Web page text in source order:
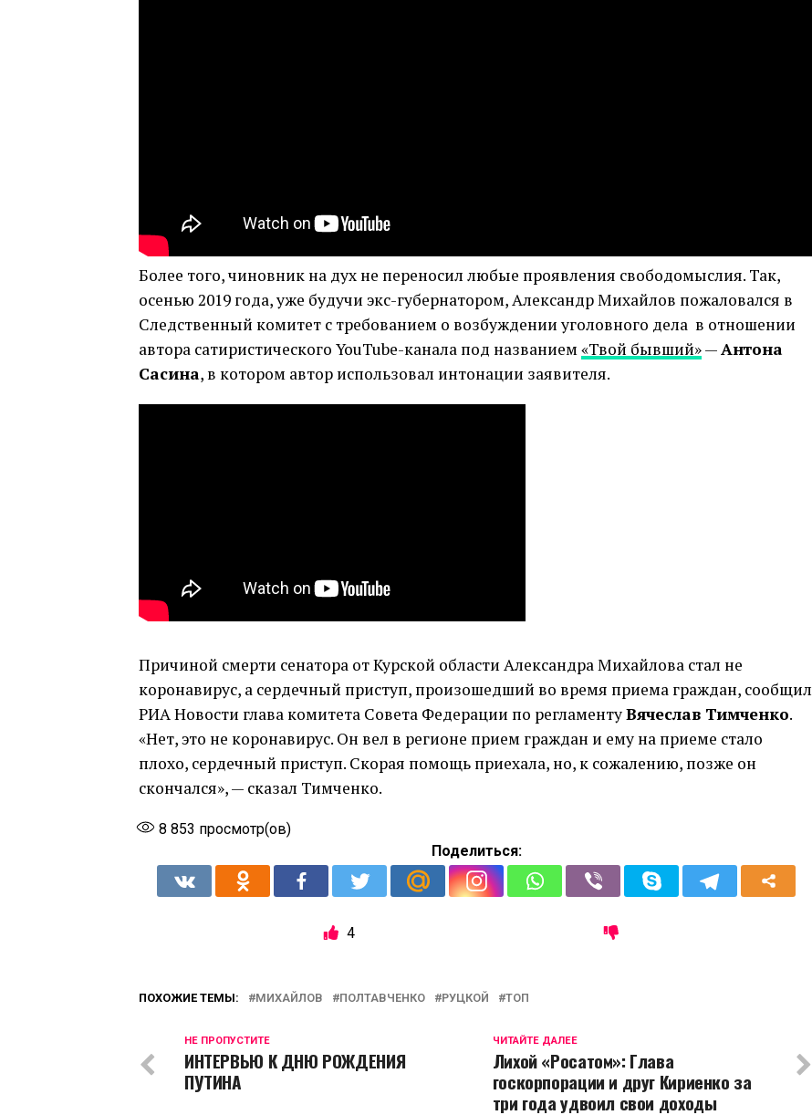
Более того, чиновник на дух не переносил любые проявления свободомыслия. Так,
осенью 2019 года, уже будучи экс-губернатором, Александр Михайлов пожаловался в
Следственный комитет с требованием о возбуждении уголовного дела в отношении
автора сатиристического YouTube-канала под названием«Твой бывший»—Антона
Сасина, в котором автор использовал интонации заявителя.
Причиной смерти сенатора от Курской области Александра Михайлова стал не
коронавирус, а сердечный приступ, произошедший во время приема граждан, сообщил
РИА Новости глава комитета Совета Федерации по регламентуВячеслав Тимченко.
«Нет, это не коронавирус. Он вел в регионе прием граждан и ему на приеме стало
плохо, сердечный приступ. Скорая помощь приехала, но, к сожалению, позже он
скончался», — сказал Тимченко.
8 853 просмотр(ов)
Поделиться:
4
ПОХОЖИЕ ТЕМЫ: МИХАЙЛОВ ПОЛТАВЧЕНКО РУЦКОЙ ТОП
ЧИТАЙТЕ ДАЛЕЕ
Лихой «Росатом»: Глава
госкорпорации и друг Кириенко за
три года удвоил свои доходы
НЕ ПРОПУСТИТЕ
ИНТЕРВЬЮ К ДНЮ РОЖДЕНИЯ
ПУТИНА